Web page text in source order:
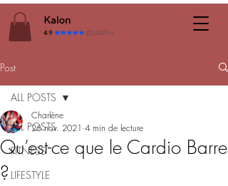
Post
ALL POSTS
FITNESS
LIFESTYLE
ALL POSTS
Qu’est-ce que le Cardio Barre
?
Charlène
26 nov. 2021 4 min de lecture